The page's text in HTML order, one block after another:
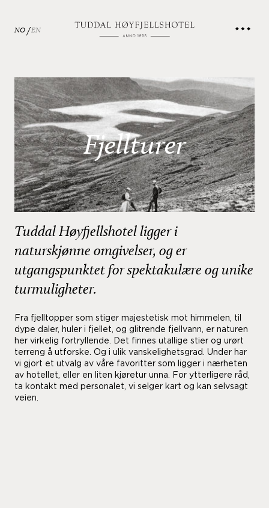
NO EN
Fjellturer
Tuddal Høyfjellshotel ligger i
naturskjønne omgivelser, og er
utgangspunktet for spektakulære og unike
turmuligheter.
Fra fjelltopper som stiger majestetisk mot himmelen, til
dype daler, huler i fjellet, og glitrende fjellvann, er naturen
her virkelig fortryllende. Det finnes utallige stier og urørt
terreng å utforske. Og i ulik vanskelighetsgrad. Under har
vi gjort et utvalg av våre favoritter som ligger i nærheten
av hotellet, eller en liten kjøretur unna. For ytterligere råd,
ta kontakt med personalet, vi selger kart og kan selvsagt
veien.